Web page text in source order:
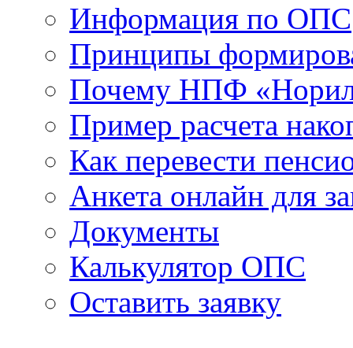
Информация по ОПС
Принципы
Почему НПФ
Пример расчета
Как перевести
Анкета онлайн для
Документы
Калькулятор ОПС
Оставить заявку